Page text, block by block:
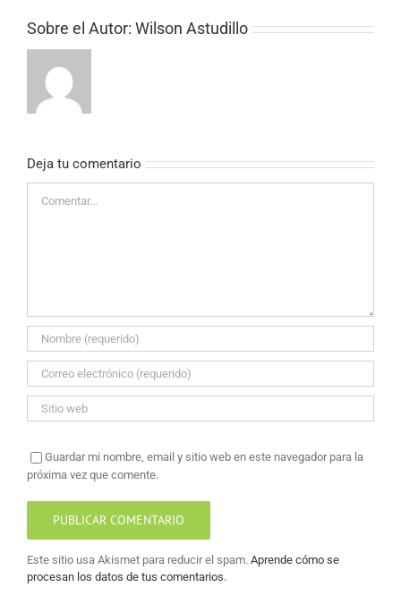
Sobre el Autor: Wilson Astudillo
Deja tu comentario
Guardar mi nombre, email y sitio web en este navegador para la
próxima vez que comente.
Este sitio usa Akismet para reducir el spam. Aprende cómo se
procesan los datos de tus comentarios.